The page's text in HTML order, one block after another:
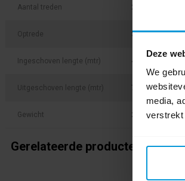
Deze
We
media,
verstrekt
Aantal treden 2 + 12 treden
Optrede 30 cm optrede
Ingeschoven lengte (mtr) 4.00 mtr
Uitgeschoven lengte (mtr) 7.00 mtr
Gewicht 20 kg
Gerelateerde producten